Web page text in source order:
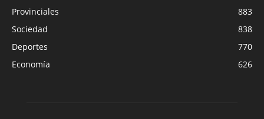
Provinciales
883
Sociedad
838
Deportes
770
Economía
626